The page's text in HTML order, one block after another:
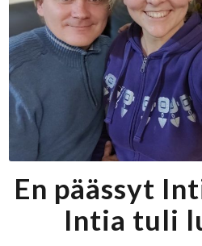
En päässyt
Intia tuli